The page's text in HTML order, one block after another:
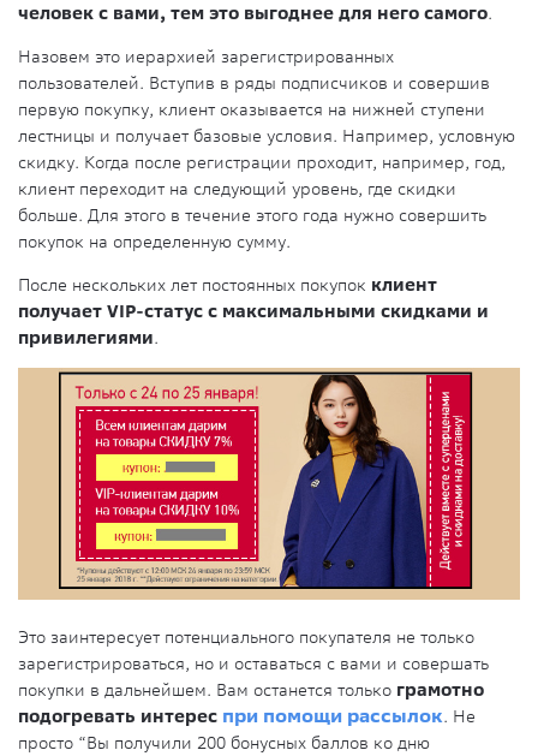
человек с вами, тем это выгоднее для него самого.
Назовем это иерархией зарегистрированных
пользователей. Вступив в ряды подписчиков и совершив
первую покупку, клиент оказывается на нижней ступени
лестницы и получает базовые условия. Например, условную
скидку. Когда после регистрации проходит, например, год,
клиент переходит на следующий уровень, где скидки
больше. Для этого в течение этого года нужно совершить
покупок на определенную сумму.
После нескольких лет постоянных покупок клиент
получает VIP-статус с максимальными скидками и
привилегиями.
Это заинтересует потенциального покупателя не только
зарегистрироваться, но и оставаться с вами и совершать
покупки в дальнейшем. Вам останется только грамотно
подогревать интерес при помощи рассылок. Не
просто “Вы получили 200 бонусных баллов ко дню